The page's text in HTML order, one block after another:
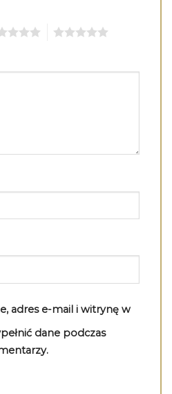
adres e-mail i witrynę w
dane podczas